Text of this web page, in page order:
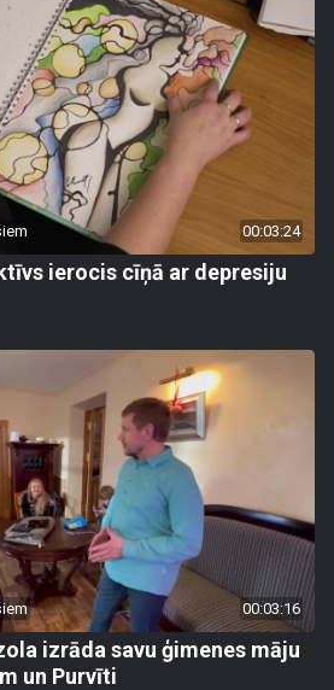
00:03:24
ierocis cīņā ar depresiju
00:03:16
izrāda savu ģimenes māju
un Purvīti